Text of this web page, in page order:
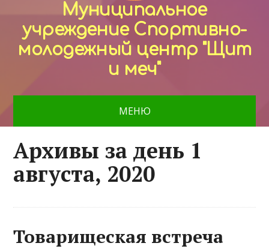
Муниципальное
учреждение Спортивно-
молодежный центр "Щит
и меч"
МЕНЮ
Архивы за день 1
августа, 2020
Товарищеская встреча